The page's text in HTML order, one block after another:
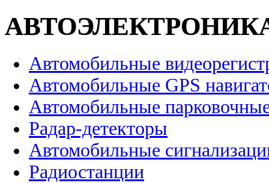
Автомобильные
Автомобильные GPS
Автомобильные
Радар-детекторы
Автомобильные
Радиостанции